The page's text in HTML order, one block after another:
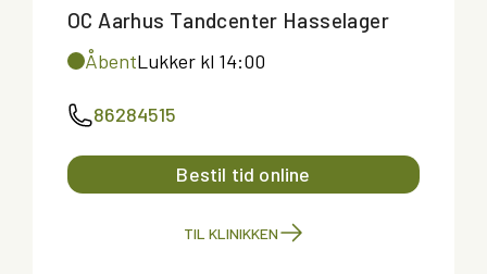
OC Aarhus Tandcenter Hasselager
ÅbentLukker kl 14:00
86284515
Bestil tid online
TIL KLINIKKEN